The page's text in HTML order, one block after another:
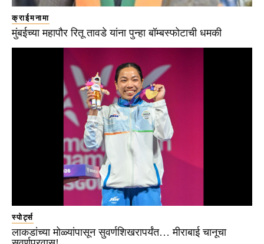
क्राईमनामा
मुंबईच्या महापौर रितू तावडे यांना पुन्हा बॉम्बस्फोटाची धमकी
स्पोर्ट्स
लाकडांच्या मोळ्यांपासून सुवर्णशिखरापर्यंत… मीराबाई चानूचा